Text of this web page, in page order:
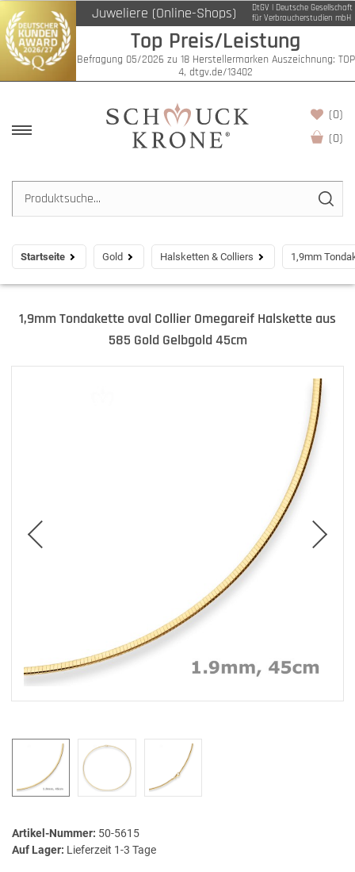
Juweliere (Online-Shops)
DtGV | Deutsche Gesellschaft
für Verbraucherstudien mbH
Top Preis/Leistung
Befragung 05/2026 zu 18 Herstellermarken Auszeichnung: TOP
4, dtgv.de/13402
(0)
(0)
Startseite Gold Halsketten & Colliers 1,9mm
1,9mm Tondakette oval Collier Omegareif Halskette aus
585 Gold Gelbgold 45cm
Artikel-Nummer: 50-5615
Auf Lager: Lieferzeit 1-3 Tage